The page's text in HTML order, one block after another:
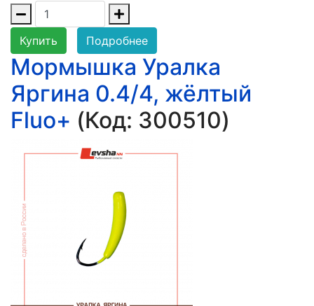
Купить Подробнее
Мормышка Уралка
Яргина 0.4/4, жёлтый
Fluo+ (Код: 300510)